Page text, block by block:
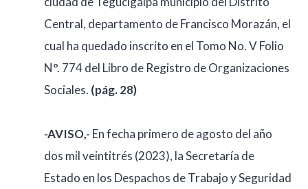
Central, departamento de Francisco Morazán, el
cual ha quedado inscrito en el Tomo No. V Folio
N°. 774 del Libro de Registro de Organizaciones
Sociales. (pág. 28)
-AVISO,- En fecha primero de agosto del año
dos mil veintitrés (2023), la Secretaría de
Estado en los Despachos de Trabajo y Seguridad